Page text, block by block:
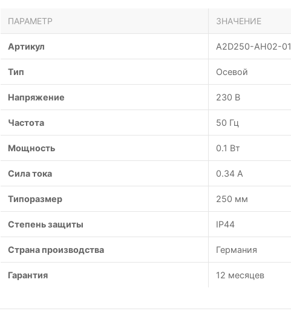
ПАРАМЕТР ЗНАЧЕНИЕ
Артикул A2D250-AH02-01
Тип Осевой
Напряжение 230 В
Частота 50 Гц
Мощность 0.1 Вт
Сила тока 0.34 А
Типоразмер 250 мм
Степень защиты IP44
Страна производства Германия
Гарантия 12 месяцев